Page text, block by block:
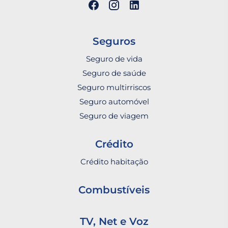
Seguros
Seguro de vida
Seguro de saúde
Seguro multirriscos
Seguro automóvel
Seguro de viagem
Crédito
Crédito habitação
Combustíveis
TV, Net e Voz